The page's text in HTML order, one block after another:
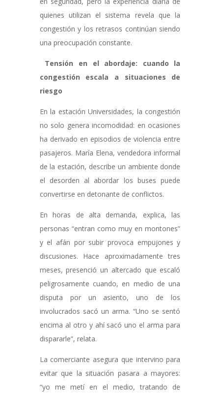
quienes utilizan el sistema revela que la
congestión y los retrasos continúan siendo
una preocupación constante.
Tensión en el abordaje: cuando la
congestión escala a situaciones de
riesgo
En la estación Universidades, la congestión
no solo genera incomodidad: en ocasiones
ha derivado en episodios de violencia entre
pasajeros. María Elena, vendedora informal
de la estación, describe un ambiente donde
el desorden al abordar los buses puede
convertirse en detonante de conflictos.
En horas de alta demanda, explica, las
personas “entran como muy en montones”
y el afán por subir provoca empujones y
discusiones. Hace aproximadamente tres
meses, presenció un altercado que escaló
peligrosamente cuando, en medio de una
disputa por un asiento, uno de los
involucrados sacó un arma. “Uno se sentó
encima al otro y ahí sacó uno el arma para
dispararle”, relata.
La comerciante asegura que intervino para
evitar que la situación pasara a mayores:
“yo me metí en el medio, tratando de